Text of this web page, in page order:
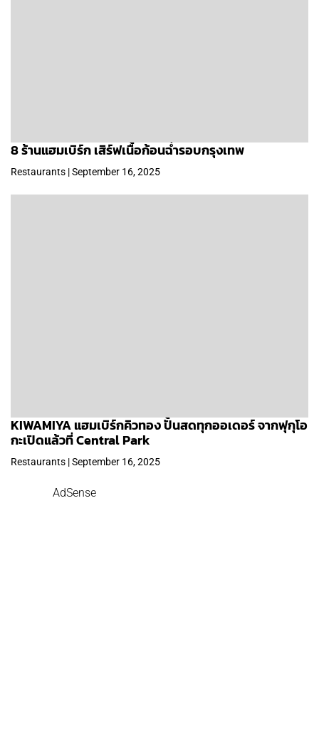
8 ร้านแฮมเบิร์ก เสิร์ฟเนื้อก้อนฉ่ำรอบกรุงเทพ
Restaurants | September 16, 2025
KIWAMIYA แฮมเบิร์กคิวทอง ปั้นสดทุกออเดอร์ จากฟุกุโอ
กะเปิดแล้วที่ Central Park
Restaurants | September 16, 2025
AdSense